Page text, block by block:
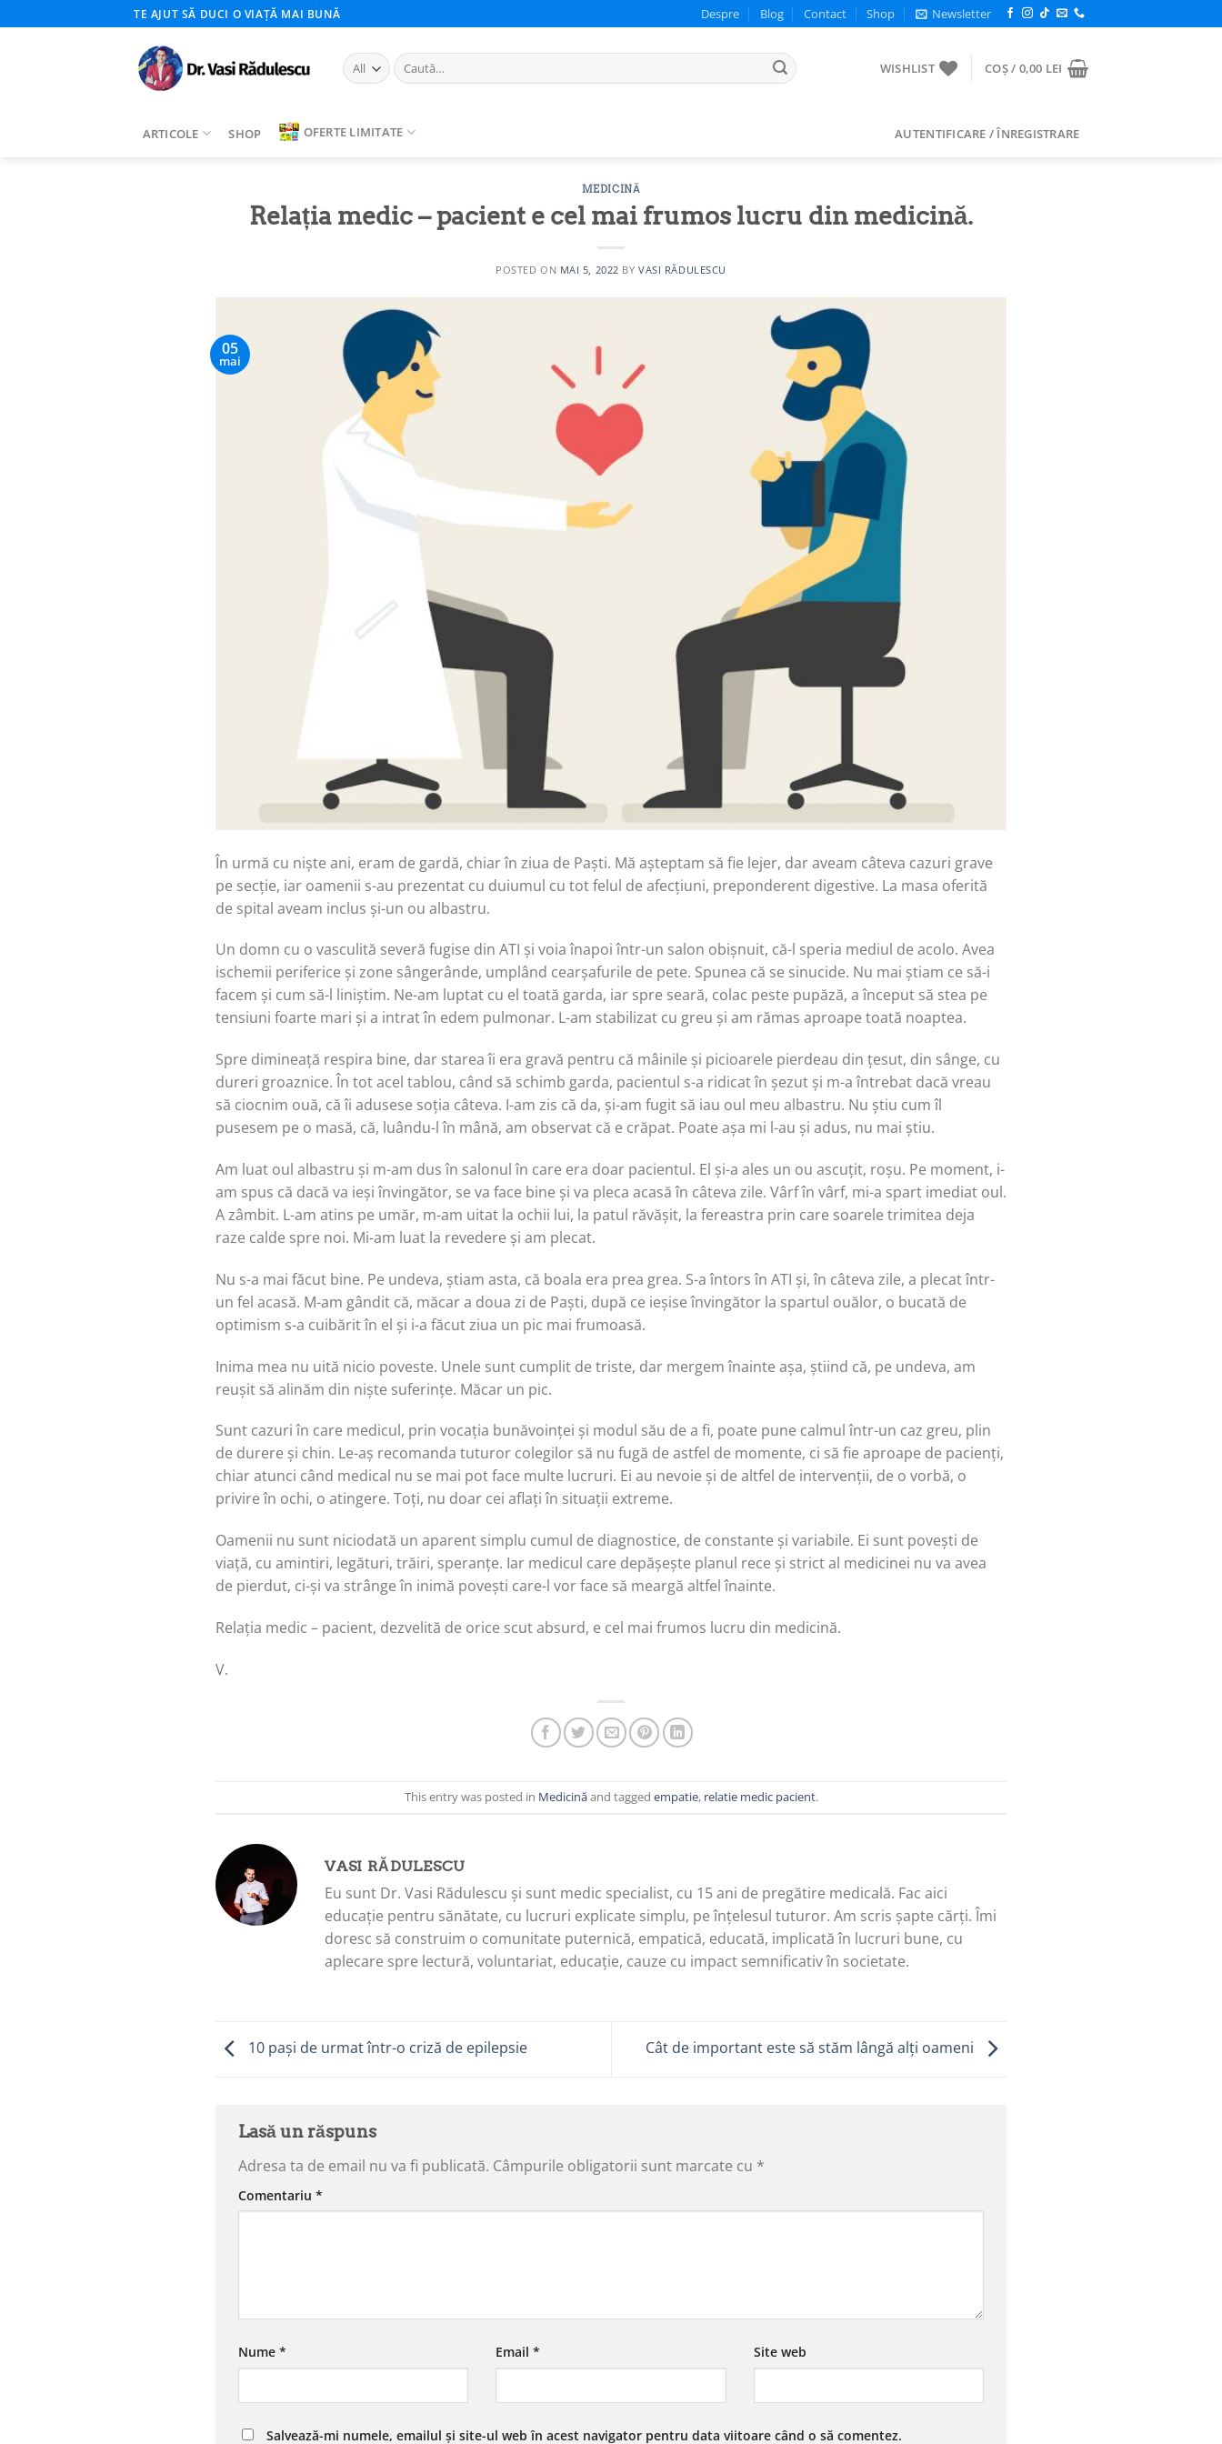
to
TE AJUT SĂ DUCI O VIAȚĂ MAI BUNĂ Despre Blog Contact Shop Newsletter
Caută
după:
WISHLIST COȘ / 0,00 LEI
ARTICOLE SHOP OFERTE LIMITATE AUTENTIFICARE / ÎNREGISTRARE
MEDICINĂ
Relația medic – pacient e cel mai frumos lucru din medicină.
POSTED ON MAI 5, 2022 BYVASI RĂDULESCU
05
mai
În urmă cu niște ani, eram de gardă, chiar în ziua de Paști. Mă așteptam să fie lejer, dar aveam câteva cazuri grave
pe secție, iar oamenii s-au prezentat cu duiumul cu tot felul de afecțiuni, preponderent digestive. La masa oferită
de spital aveam inclus și-un ou albastru.
Un domn cu o vasculită severă fugise din ATI și voia înapoi într-un salon obișnuit, că-l speria mediul de acolo. Avea
ischemii periferice și zone sângerânde, umplând cearșafurile de pete. Spunea că se sinucide. Nu mai știam ce să-i
facem și cum să-l liniștim. Ne-am luptat cu el toată garda, iar spre seară, colac peste pupăză, a început să stea pe
tensiuni foarte mari și a intrat în edem pulmonar. L-am stabilizat cu greu și am rămas aproape toată noaptea.
Spre dimineață respira bine, dar starea îi era gravă pentru că mâinile și picioarele pierdeau din țesut, din sânge, cu
dureri groaznice. În tot acel tablou, când să schimb garda, pacientul s-a ridicat în șezut și m-a întrebat dacă vreau
să ciocnim ouă, că îi adusese soția câteva. I-am zis că da, și-am fugit să iau oul meu albastru. Nu știu cum îl
pusesem pe o masă, că, luându-l în mână, am observat că e crăpat. Poate așa mi l-au și adus, nu mai știu.
Am luat oul albastru și m-am dus în salonul în care era doar pacientul. El și-a ales un ou ascuțit, roșu. Pe moment, i-
am spus că dacă va ieși învingător, se va face bine și va pleca acasă în câteva zile. Vârf în vârf, mi-a spart imediat oul.
A zâmbit. L-am atins pe umăr, m-am uitat la ochii lui, la patul răvășit, la fereastra prin care soarele trimitea deja
raze calde spre noi. Mi-am luat la revedere și am plecat.
Nu s-a mai făcut bine. Pe undeva, știam asta, că boala era prea grea. S-a întors în ATI și, în câteva zile, a plecat într-
un fel acasă. M-am gândit că, măcar a doua zi de Paști, după ce ieșise învingător la spartul ouălor, o bucată de
optimism s-a cuibărit în el și i-a făcut ziua un pic mai frumoasă.
Inima mea nu uită nicio poveste. Unele sunt cumplit de triste, dar mergem înainte așa, știind că, pe undeva, am
reușit să alinăm din niște suferințe. Măcar un pic.
Sunt cazuri în care medicul, prin vocația bunăvoinței și modul său de a fi, poate pune calmul într-un caz greu, plin
de durere și chin. Le-aș recomanda tuturor colegilor să nu fugă de astfel de momente, ci să fie aproape de pacienți,
chiar atunci când medical nu se mai pot face multe lucruri. Ei au nevoie și de altfel de intervenții, de o vorbă, o
privire în ochi, o atingere. Toți, nu doar cei aflați în situații extreme.
Oamenii nu sunt niciodată un aparent simplu cumul de diagnostice, de constante și variabile. Ei sunt povești de
viață, cu amintiri, legături, trăiri, speranțe. Iar medicul care depășește planul rece și strict al medicinei nu va avea
de pierdut, ci-și va strânge în inimă povești care-l vor face să meargă altfel înainte.
Relația medic – pacient, dezvelită de orice scut absurd, e cel mai frumos lucru din medicină.
V.
This entry was posted in Medicinăand tagged empatie, relatie medic pacient.
VASI RĂDULESCU
Eu sunt Dr. Vasi Rădulescu și sunt medic specialist, cu 15 ani de pregătire medicală. Fac aici
educație pentru sănătate, cu lucruri explicate simplu, pe înțelesul tuturor. Am scris șapte cărți. Îmi
doresc să construim o comunitate puternică, empatică, educată, implicată în lucruri bune, cu
aplecare spre lectură, voluntariat, educație, cauze cu impact semnificativ în societate.
10 pași de urmat într-o criză de epilepsie Cât de important este să stăm lângă alți oameni
Lasă un răspuns
Adresa ta de email nu va fi publicată. Câmpurile obligatorii sunt marcate cu *
Comentariu *
Nume * Email* Site web
Salvează-mi numele, emailul și site-ul web în acest navigator pentru data viitoare când o să comentez.